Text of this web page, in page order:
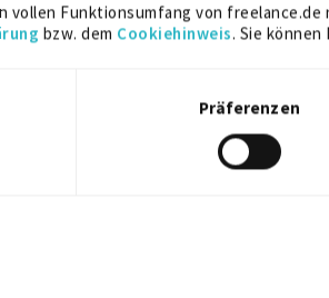
vollen Funktionsumfang von
bzw. dem Cookiehinweis. Sie
Präferenzen
Mitglied von freelance.de können Sie